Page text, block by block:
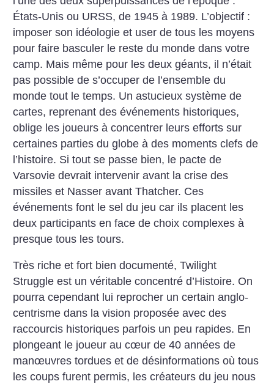
États-Unis ou URSS, de 1945 à 1989. L’objectif :
imposer son idéologie et user de tous les moyens
pour faire basculer le reste du monde dans votre
camp. Mais même pour les deux géants, il n’était
pas possible de s’occuper de l’ensemble du
monde tout le temps. Un astucieux système de
cartes, reprenant des événements historiques,
oblige les joueurs à concentrer leurs efforts sur
certaines parties du globe à des moments clefs de
l’histoire. Si tout se passe bien, le pacte de
Varsovie devrait intervenir avant la crise des
missiles et Nasser avant Thatcher. Ces
événements font le sel du jeu car ils placent les
deux participants en face de choix complexes à
presque tous les tours.
Très riche et fort bien documenté, Twilight
Struggle est un véritable concentré d’Histoire. On
pourra cependant lui reprocher un certain anglo-
centrisme dans la vision proposée avec des
raccourcis historiques parfois un peu rapides. En
plongeant le joueur au cœur de 40 années de
manœuvres tordues et de désinformations où tous
les coups furent permis, les créateurs du jeu nous